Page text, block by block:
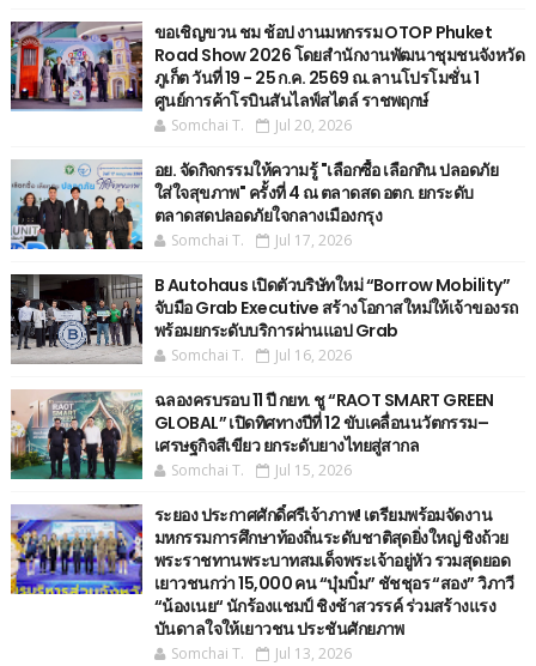
ขอเชิญขวน ชม ช้อป งานมหกรรม OTOP Phuket
Road Show 2026 โดยสำนักงานพัฒนาชุมชนจังหวัด
ภูเก็ต วันที่ 19 - 25 ก.ค. 2569 ณ.ลานโปรโมชั่น 1
ศูนย์การค้าโรบินสันไลฟ์สไตล์ ราชพฤกษ์
Somchai T. Jul 20, 2026
อย. จัดกิจกรรมให้ความรู้ "เลือกซื้อ เลือกกิน ปลอดภัย
ใส่ใจสุขภาพ" ครั้งที่ 4 ณ ตลาดสด อตก. ยกระดับ
ตลาดสดปลอดภัยใจกลางเมืองกรุง
Somchai T. Jul 17, 2026
B Autohaus เปิดตัวบริษัทใหม่ “Borrow Mobility”
จับมือ Grab Executive สร้างโอกาสใหม่ให้เจ้าของรถ
พร้อมยกระดับบริการผ่านแอป Grab
Somchai T. Jul 16, 2026
ฉลองครบรอบ 11 ปี กยท. ชู “RAOT SMART GREEN
GLOBAL” เปิดทิศทางปีที่ 12 ขับเคลื่อนนวัตกรรม–
เศรษฐกิจสีเขียว ยกระดับยางไทยสู่สากล
Somchai T. Jul 15, 2026
ระยอง ประกาศศักดิ์ศรีเจ้าภาพ! เตรียมพร้อมจัดงาน
มหกรรมการศึกษาท้องถิ่นระดับชาติสุดยิ่งใหญ่ ชิงถ้วย
พระราชทานพระบาทสมเด็จพระเจ้าอยู่หัว รวมสุดยอด
เยาวชนกว่า 15,000 คน “บุ๋มบิ๋ม” ชัชชุอร “สอง” วิภาวี
“น้องเนย“ นักร้องแชมป์ ชิงช้าสวรรค์ ร่วมสร้างแรง
บันดาลใจให้เยาวชน ประชันศักยภาพ
Somchai T. Jul 13, 2026